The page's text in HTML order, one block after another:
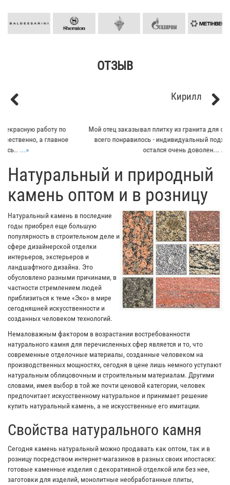
ОТЗЫВ
Мой отец заказывал плитку из гранита для своего дома. Больше
всего понравилось - индивидуальный подход к клиенту. Отец
остался очень доволен......»
​Натуральный и природный
камень оптом и в розницу
Натуральный камень в последние
годы приобрел еще большую
популярность в строительном деле и
сфере дизайнерской отделки
интерьеров, экстерьеров и
ландшафтного дизайна. Это
обусловлено разными причинами, в
частности стремлением людей
приблизиться к теме «Эко» в мире
сегодняшней искусственности и
созданных человеком технологий.
Немаловажным фактором в возрастании востребованности
натурального камня для перечисленных сфер является и то, что
современные отделочные материалы, созданные человеком на
производственных мощностях, сегодня в цене лишь немного уступают
натуральным облицовочным и строительным материалам. Другими
словами, имея выбор в той же почти ценовой категории, человек
предпочитает искусственному натуральное и принимает решение
купить натуральный камень, а не искусственные его имитации.
Свойства натурального камня
Сегодня камень натуральный можно продавать как оптом, так и в
розницу посредством интернет-магазинов в разных своих ипостасях:
готовые каменные изделия с декоративной отделкой или без нее,
заготовки для изделий, монолитные необработанные плиты,